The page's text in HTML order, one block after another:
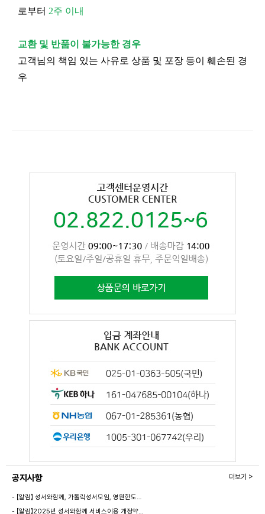
로부터 2주 이내
교환 및 반품이 불가능한 경우
고객님의 책임 있는 사유로 상품 및 포장 등이 훼손된 경
우
공지사항
- 【알림】 성서와함께, 가톨릭성서모임, 영원한도…
- 【알림】2025년 성서와함께 서비스이용 개정약…
더보기 >